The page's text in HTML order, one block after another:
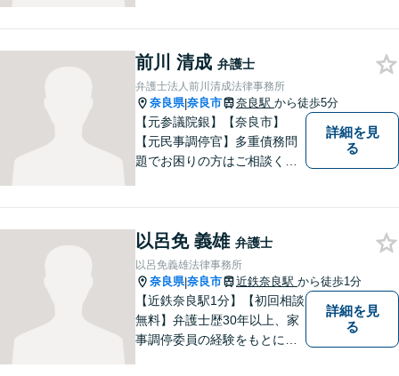
いたします。お早めのご相談
が納得のいく解決への第一歩
です。
前川 清成 弁護士
弁護士法人前川清成法律事務所
奈良県|奈良市 奈良駅 から徒歩5分
【元参議院銀】【奈良市】
【元民事調停官】多重債務問
題でお困りの方はご相談くだ
たら、一度ご相談ください。
詳細を見
る
以呂免 義雄 弁護士
以呂免義雄法律事務所
奈良県|奈良市 近鉄奈良駅 から徒歩1分
【近鉄奈良駅1分】【初回相談
無料】弁護士歴30年以上、家
事調停委員の経験をもとに複
詳細を見
る